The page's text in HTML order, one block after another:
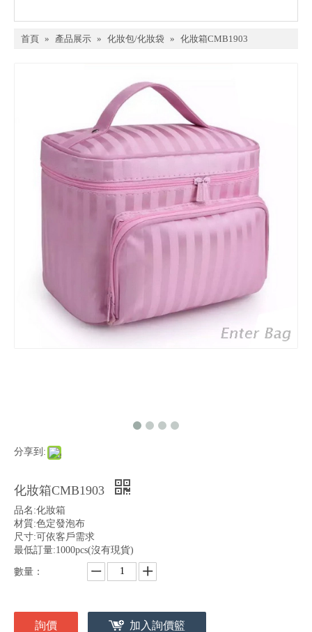
首頁 » 產品展示 » 化妝包/化妝袋 » 化妝箱CMB1903
分享到:
化妝箱CMB1903
品名:化妝箱
材質:色定發泡布
尺寸:可依客戶需求
最低訂量:1000pcs(沒有現貨)
數量：
詢價 加入詢價籃